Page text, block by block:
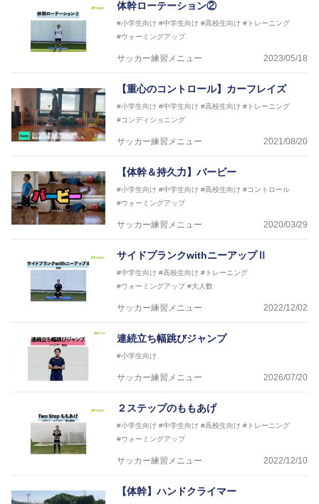
体幹ローテーション②
#小学生向け #中学生向け #高校生向け #トレーニング
#ウォーミングアップ
サッカー練習メニュー 2023/05/18
【重心のコントロール】カーフレイズ
#小学生向け #中学生向け #高校生向け #トレーニング
#コンディショニング
サッカー練習メニュー 2021/08/20
【体幹＆持久力】バービー
#小学生向け #中学生向け #高校生向け #コントロール
#ウォーミングアップ
サッカー練習メニュー 2020/03/29
サイドプランクwithニーアップⅡ
#中学生向け #高校生向け #トレーニング
#ウォーミングアップ #大人数
サッカー練習メニュー 2022/12/02
連続立ち幅跳びジャンプ
#小学生向け
サッカー練習メニュー 2026/07/20
２ステップのももあげ
#小学生向け #中学生向け #高校生向け #トレーニング
#ウォーミングアップ
サッカー練習メニュー 2022/12/10
【体幹】ハンドクライマー